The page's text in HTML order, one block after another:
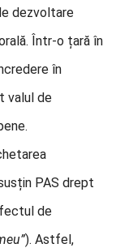
dezvoltare
Într-o țară în
în
valul de
PAS drept
de
). Astfel,